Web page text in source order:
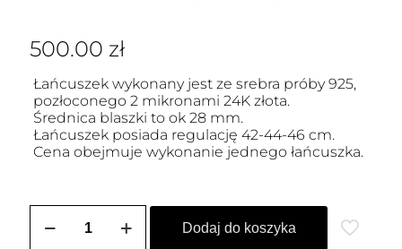
500.00 zł
Łańcuszek wykonany jest ze srebra próby 925,
pozłoconego 2 mikronami 24K złota.
Średnica blaszki to ok 28 mm.
Łańcuszek posiada regulację 42-44-46 cm.
Cena obejmuje wykonanie jednego łańcuszka.
Łańcuszek
Dodaj do koszyka